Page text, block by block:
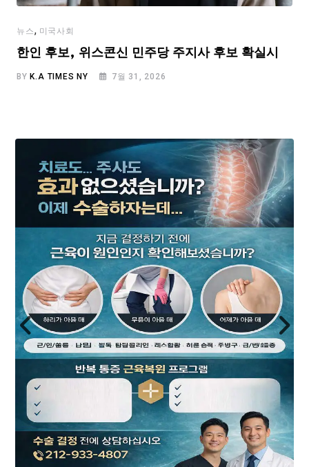
뉴스, 미국사회
한인 후보, 위스콘신 민주당 주지사 후보 확실시
BY K.A TIMES NY 7월 31, 2026